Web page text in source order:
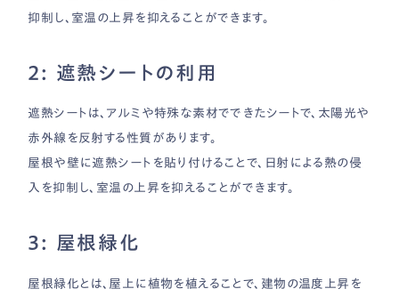
抑制し、室温の上昇を抑えることができます。
2: 遮熱シートの利用
遮熱シートは、アルミや特殊な素材でできたシートで、太陽光や
赤外線を反射する性質があります。
屋根や壁に遮熱シートを貼り付けることで、日射による熱の侵
入を抑制し、室温の上昇を抑えることができます。
3: 屋根緑化
屋根緑化とは、屋上に植物を植えることで、建物の温度上昇を